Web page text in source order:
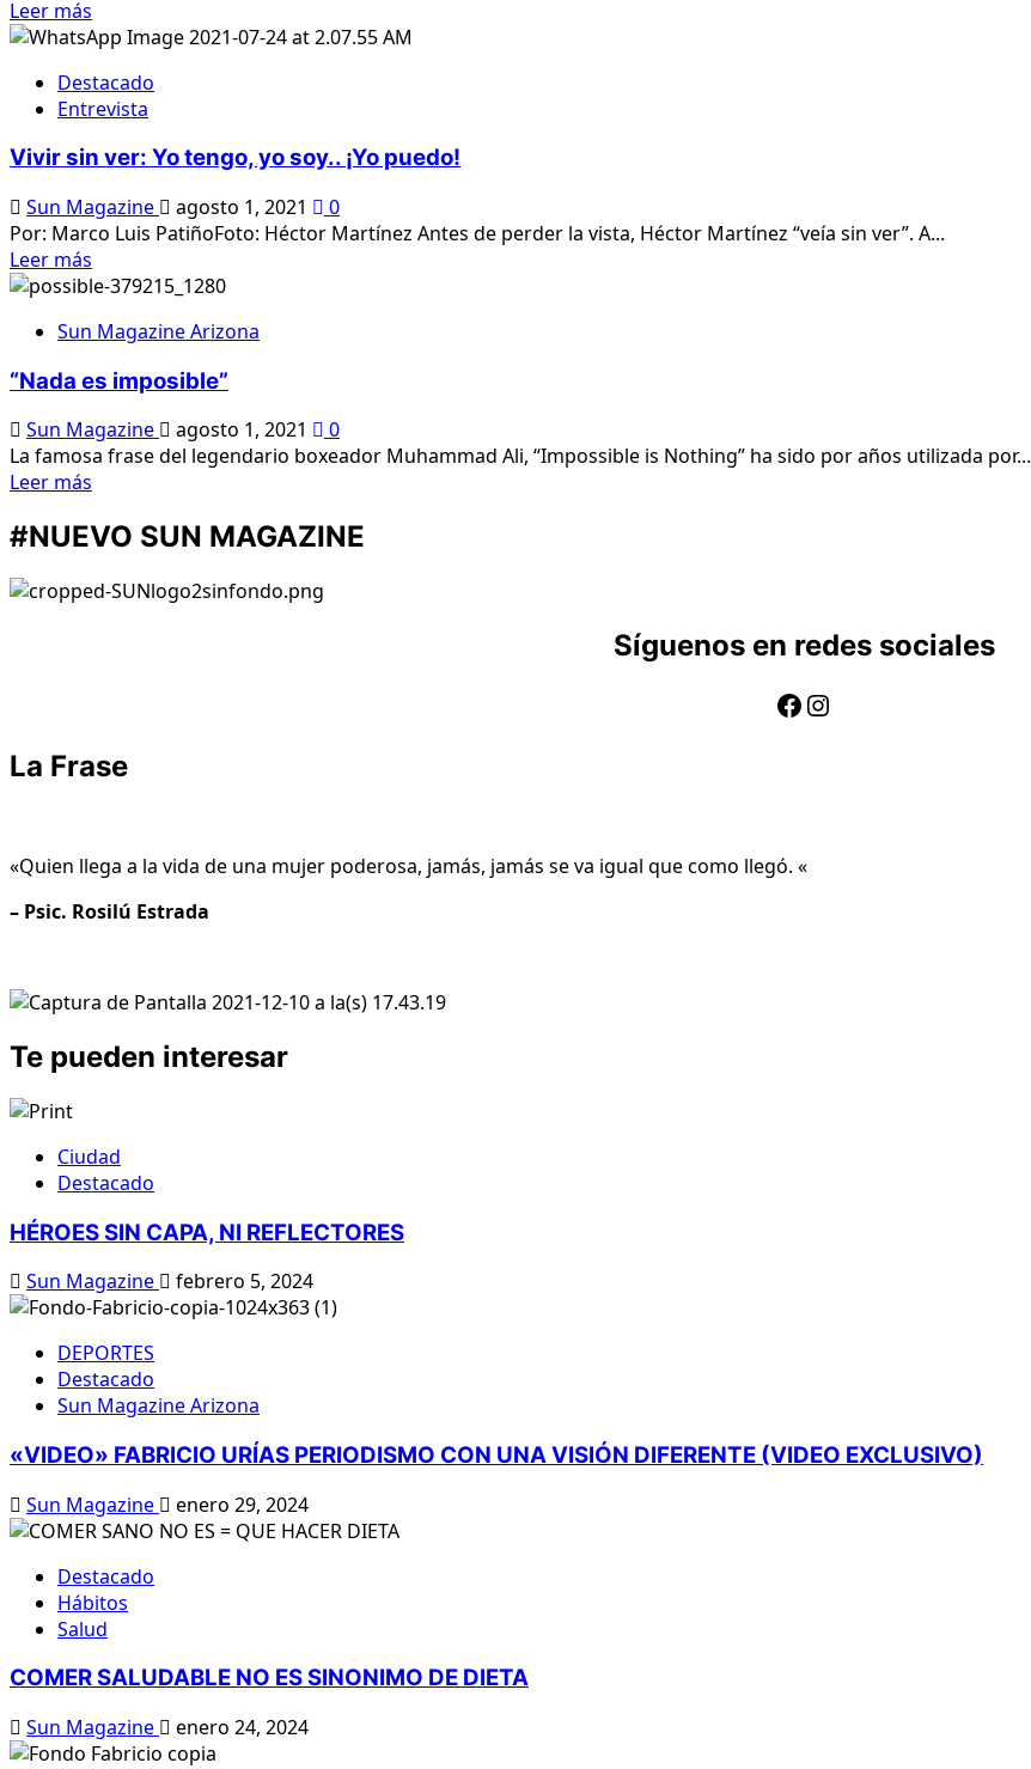
Leer más
más
Viaje
al
Destacado
Entrevista
Vivir sin ver: Yo tengo, yo soy.. ¡Yo puedo!
Sun Magazine agosto 1, 2021
0
Por: Marco Luis PatiñoFoto: Héctor Martínez Antes de perder la vista, Héctor Martínez “veía sin ver”. A...
Leer más
más
Vivir
ver:
tengo,
yo
soy..
¡Yo
puedo!
Sun Magazine Arizona
“Nada es imposible”
Sun Magazine agosto 1, 2021
0
La famosa frase del legendario boxeador Muhammad Ali, “Impossible is Nothing” ha sido por años utilizada por...
Leer más
sobre
es
#NUEVO SUN MAGAZINE
Síguenos en redes sociales
Facebook
Instagram
La Frase
«Quien llega a la vida de una mujer poderosa, jamás, jamás se va igual que como llegó. «
– Psic. Rosilú Estrada
Te pueden interesar
Ciudad
Destacado
HÉROES SIN CAPA, NI REFLECTORES
Sun Magazine febrero 5, 2024
DEPORTES
Destacado
Sun Magazine Arizona
«VIDEO» FABRICIO URÍAS PERIODISMO CON UNA VISIÓN DIFERENTE (VIDEO EXCLUSIVO)
Sun Magazine enero 29, 2024
Destacado
Hábitos
Salud
COMER SALUDABLE NO ES SINONIMO DE DIETA
Sun Magazine enero 24, 2024